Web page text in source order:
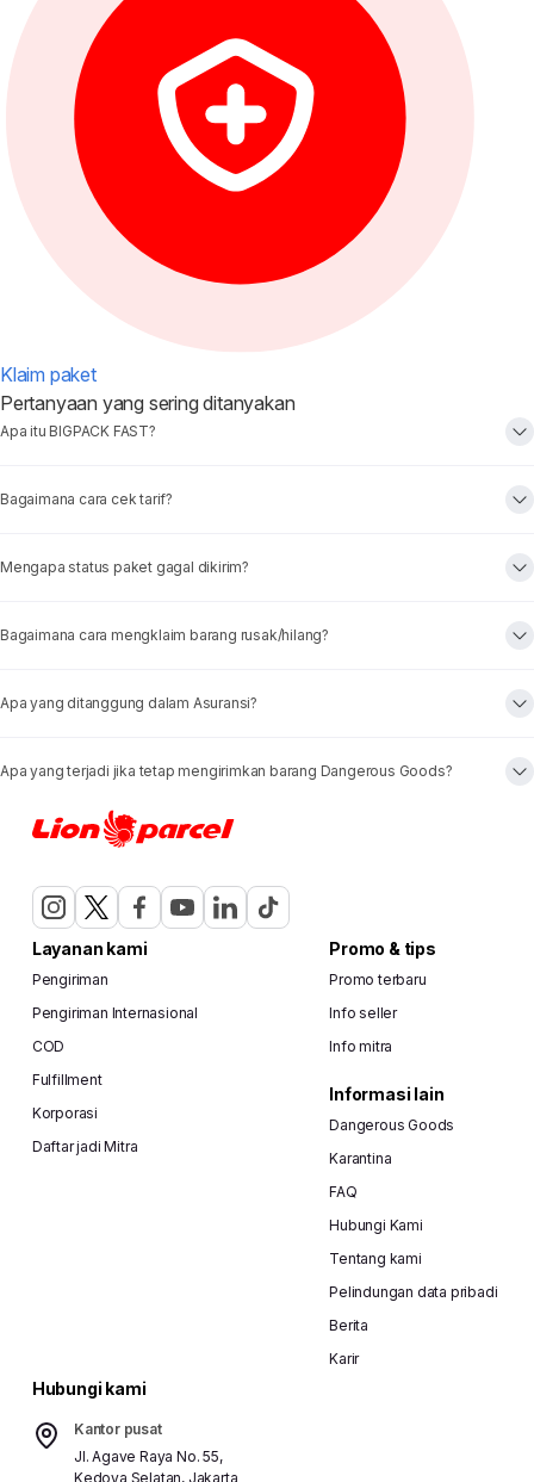
Klaim paket
Pertanyaan yang sering ditanyakan
Apa itu BIGPACK FAST?
Bagaimana cara cek tarif?
Mengapa status paket gagal dikirim?
Bagaimana cara mengklaim barang rusak/hilang?
Apa yang ditanggung dalam Asuransi?
Apa yang terjadi jika tetap mengirimkan barang Dangerous Goods?
Layanan kami
Pengiriman
Pengiriman Internasional
COD
Fulfillment
Korporasi
Daftar jadi Mitra
Promo & tips
Promo terbaru
Info seller
Info mitra
Informasi lain
Dangerous Goods
Karantina
FAQ
Hubungi Kami
Tentang kami
Pelindungan data pribadi
Berita
Karir
Hubungi kami
Kantor pusat
Jl. Agave Raya No. 55,
Kedoya Selatan, Jakarta